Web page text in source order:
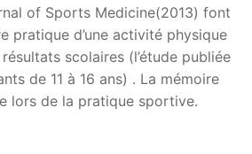
of Sports Medicine(2013) font
pratique d’une activité physique
scolaires (l’étude publiée
de 11 à 16 ans) . La mémoire
lors de la pratique sportive.